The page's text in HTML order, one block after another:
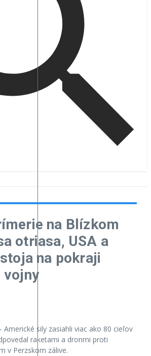
na Blízkom
otriasa, USA a
na pokraji
vojny
Americké sily zasiahli viac ako 80 cieľov
raketami a dronmi proti
v Perzskom zálive.